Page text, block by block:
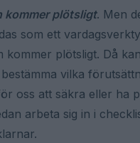
kommer plötsligt. Men
som ett
kommer plötsligt. Då
vilka
oss att säkra eller ha
arbeta sig in i